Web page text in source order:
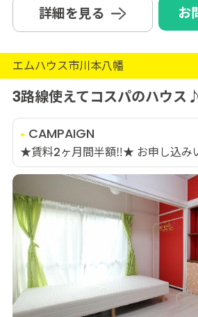
詳細を見る お
エムハウス市川本八幡
3路線使えてコスパのハウス♪
CAMPAIGN
★賃料2ヶ月間半額‼★ お申し込み